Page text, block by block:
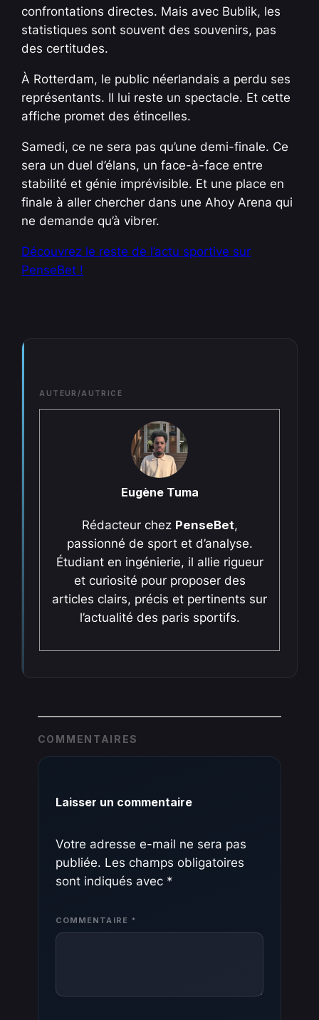
confrontations directes. Mais avec Bublik, les
statistiques sont souvent des souvenirs, pas
des certitudes.
À Rotterdam, le public néerlandais a perdu ses
représentants. Il lui reste un spectacle. Et cette
affiche promet des étincelles.
Samedi, ce ne sera pas qu’une demi-finale. Ce
sera un duel d’élans, un face-à-face entre
stabilité et génie imprévisible. Et une place en
finale à aller chercher dans une Ahoy Arena qui
ne demande qu’à vibrer.
Découvrez le reste de l’actu sportive sur
PenseBet !
AUTEUR/AUTRICE
Eugène Tuma
Rédacteur chez PenseBet,
passionné de sport et d’analyse.
Étudiant en ingénierie, il allie rigueur
et curiosité pour proposer des
articles clairs, précis et pertinents sur
l’actualité des paris sportifs.
COMMENTAIRES
Laisser un commentaire
Votre adresse e-mail ne sera pas
publiée. Les champs obligatoires
sont indiqués avec *
COMMENTAIRE *